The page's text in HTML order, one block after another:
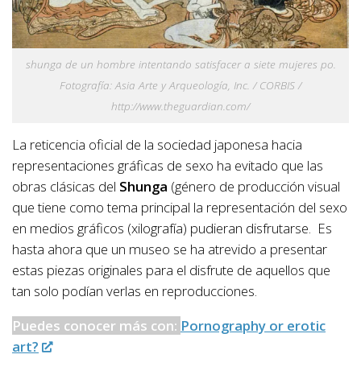
shunga de un hombre intentando satisfacer a siete mujeres po.
Fotografía: Asia Arte y Arqueología, Inc. / CORBIS /
http://www.theguardian.com/
La reticencia oficial de la sociedad japonesa hacia
representaciones gráficas de sexo ha evitado que las
obras clásicas del Shunga (género de producción visual
que tiene como tema principal la representación del sexo
en medios gráficos (xilografía) pudieran disfrutarse. Es
hasta ahora que un museo se ha atrevido a presentar
estas piezas originales para el disfrute de aquellos que
tan solo podían verlas en reproducciones.
Puedes conocer más con: Pornography or erotic
art?